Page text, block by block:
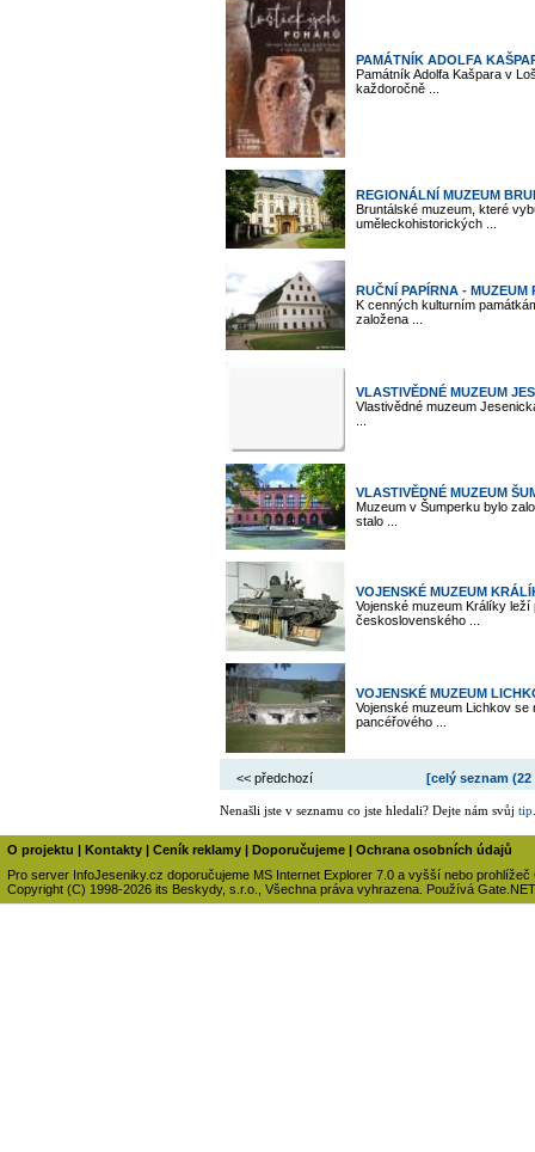
PAMÁTNÍK ADOLFA
Památník Adolfa Kašpara v
každoročně ...
REGIONÁLNÍ MUZEUM
Bruntálské muzeum, které
uměleckohistorických ...
RUČNÍ PAPÍRNA - MUZEUM
K cenných kulturním
založena ...
VLASTIVĚDNÉ MUZEUM
Vlastivědné muzeum
VLASTIVĚDNÉ MUZEUM
Muzeum v Šumperku bylo
stalo ...
VOJENSKÉ MUZEUM
Vojenské muzeum Králíky
československého ...
VOJENSKÉ MUZEUM
Vojenské muzeum Lichkov se
pancéřového ...
<< předchozí [celý seznam (22
Nenašli jste v seznamu co jste hledali? Dejte nám svůj tip
O projektu | Kontakty | Ceník reklamy | Doporučujeme | Ochrana osobních údajů
Pro server InfoJeseniky.cz doporučujeme MS Internet Explorer 7.0 a vyšší nebo prohlížeč
Copyright (C) 1998-2026 its Beskydy, s.r.o., Všechna práva vyhrazena. Používá